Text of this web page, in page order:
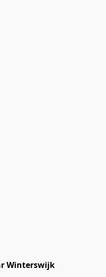
Winterswijk